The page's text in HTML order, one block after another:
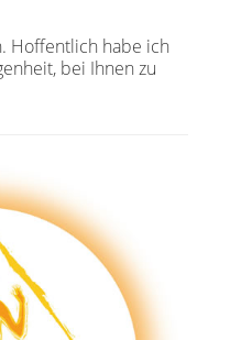
Hoffentlich habe ich
bei Ihnen zu